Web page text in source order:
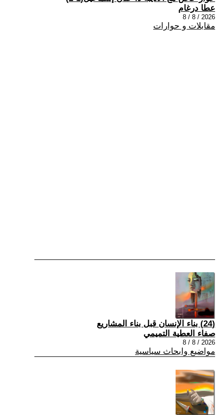
عطا درغام
2026 / 8 / 8
مقابلات و حوارات
(24) بناء الإنسان قبل بناء المشاريع
صفاء العطية التميمي
2026 / 8 / 8
مواضيع وابحاث سياسية